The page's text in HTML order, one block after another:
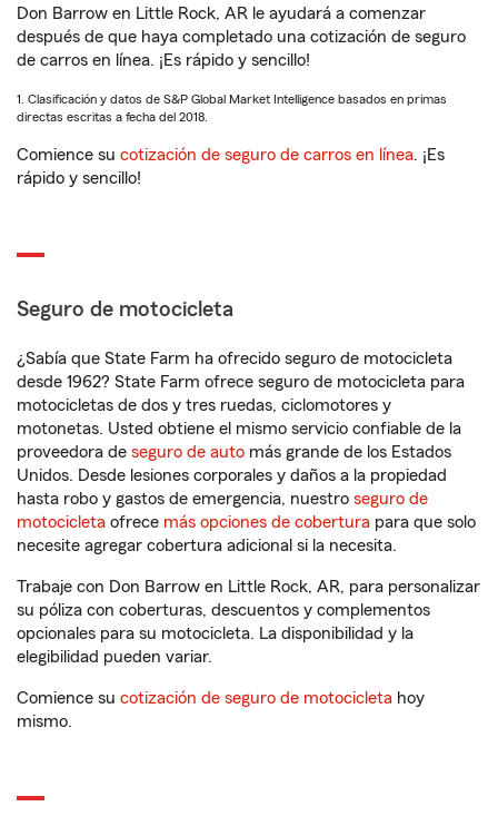
Don Barrow en Little Rock, AR le ayudará a comenzar
después de que haya completado una cotización de seguro
de carros en línea. ¡Es rápido y sencillo!
1. Clasificación y datos de S&P Global Market Intelligence basados en primas
directas escritas a fecha del 2018.
Comience su cotización de seguro de carros en línea. ¡Es
rápido y sencillo!
Seguro de motocicleta
¿Sabía que State Farm ha ofrecido seguro de motocicleta
desde 1962? State Farm ofrece seguro de motocicleta para
motocicletas de dos y tres ruedas, ciclomotores y
motonetas. Usted obtiene el mismo servicio confiable de la
proveedora de seguro de auto más grande de los Estados
Unidos. Desde lesiones corporales y daños a la propiedad
hasta robo y gastos de emergencia, nuestro seguro de
motocicleta ofrece más opciones de cobertura para que solo
necesite agregar cobertura adicional si la necesita.
Trabaje con Don Barrow en Little Rock, AR, para personalizar
su póliza con coberturas, descuentos y complementos
opcionales para su motocicleta. La disponibilidad y la
elegibilidad pueden variar.
Comience su cotización de seguro de motocicleta hoy
mismo.